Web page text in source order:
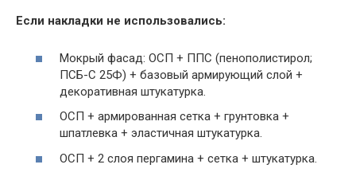
Если накладки не использовались:
Мокрый фасад: ОСП + ППС (пенополистирол;
ПСБ-С 25Ф) + базовый армирующий слой +
декоративная штукатурка.
ОСП + армированная сетка + грунтовка +
шпатлевка + эластичная штукатурка.
ОСП + 2 слоя пергамина + сетка + штукатурка.